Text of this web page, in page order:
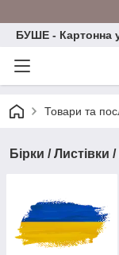
БУШЕ - Картонна
Товари та
Бірки /